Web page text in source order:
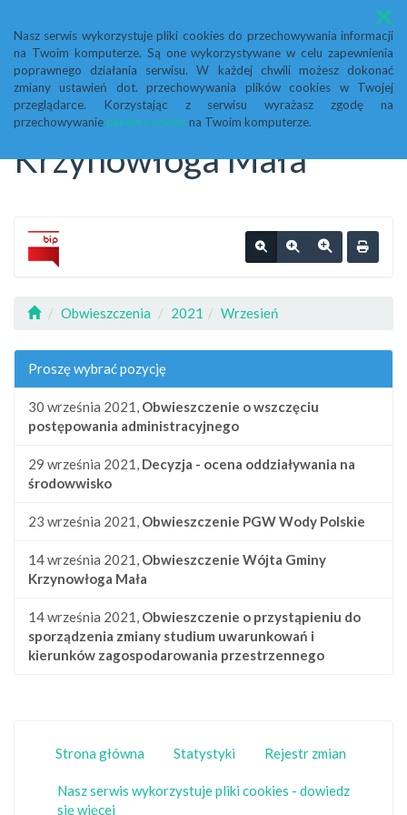
Nasz serwis wykorzystuje pliki cookies do przechowywania informacji
na Twoim komputerze. Są one wykorzystywane w celu zapewnienia
poprawnego działania serwisu. W każdej chwili możesz dokonać
zmiany ustawień dot. przechowywania plików cookies w Twojej
przeglądarce. Korzystając z serwisu wyrażasz zgodę na
przechowywanie plików cookiesna Twoim komputerze.
Menu
Biuletyn Informacji
Publicznej Urząd Gminy
Krzynowłoga Mała
Obwieszczenia 2021 Wrzesień
Proszę wybrać pozycję
30 września 2021, Obwieszczenie o wszczęciu
postępowania administracyjnego
29 września 2021, Decyzja - ocena oddziaływania na
środowwisko
23 września 2021, Obwieszczenie PGW Wody Polskie
14 września 2021, Obwieszczenie Wójta Gminy
Krzynowłoga Mała
14 września 2021, Obwieszczenie o przystąpieniu do
sporządzenia zmiany studium uwarunkowań i
kierunków zagospodarowania przestrzennego
Strona główna Statystyki Rejestr zmian
Nasz serwis wykorzystuje pliki cookies - dowiedz
się więcej